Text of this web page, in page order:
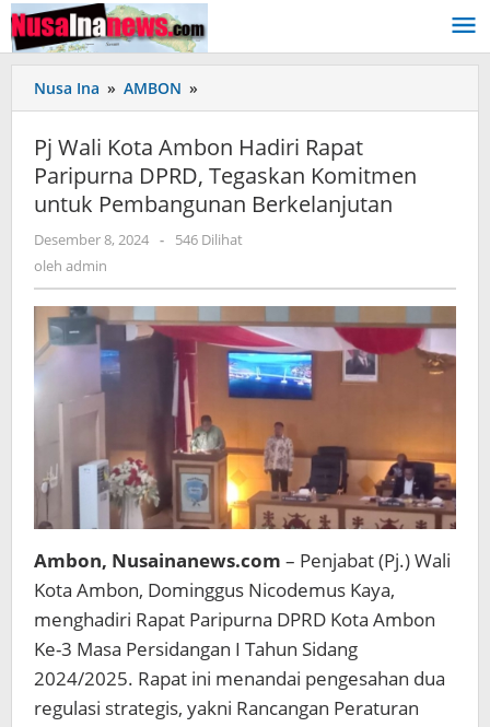
Lewati
ke
konten
Nusa Ina » AMBON »
Wali
Ambon
Hadiri
Rapat
DPRD,
Komitmen
untuk
Pembangunan
Berkelanjutan
Pj Wali Kota Ambon Hadiri Rapat
Paripurna DPRD, Tegaskan Komitmen
untuk Pembangunan Berkelanjutan
Desember 8, 2024 oleh
-
546 Dilihat
oleh admin
Ambon, Nusainanews.com – Penjabat (Pj.) Wali
Kota Ambon, Dominggus Nicodemus Kaya,
menghadiri Rapat Paripurna DPRD Kota Ambon
Ke-3 Masa Persidangan I Tahun Sidang
2024/2025. Rapat ini menandai pengesahan dua
regulasi strategis, yakni Rancangan Peraturan